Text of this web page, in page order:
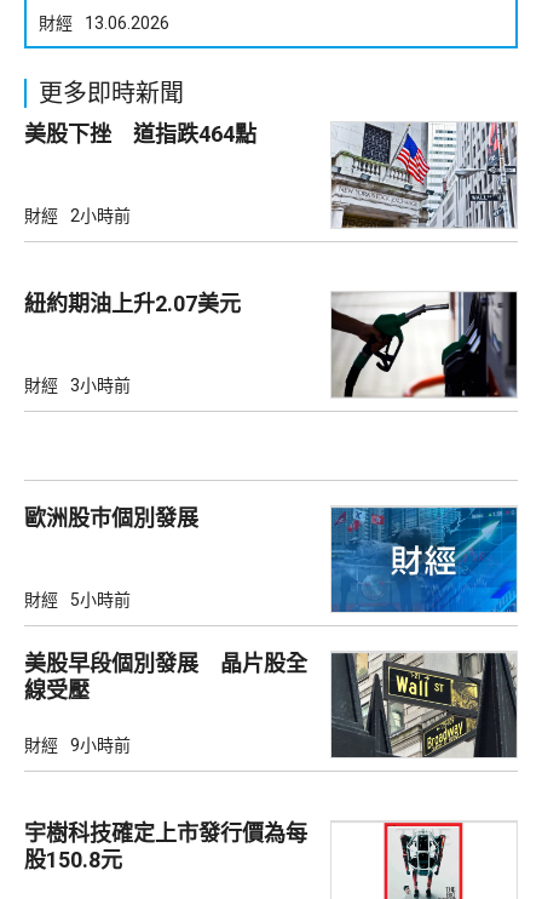
財經 13.06.2026
更多即時新聞
美股下挫 道指跌464點
財經 2小時前
紐約期油上升2.07美元
財經 3小時前
歐洲股巿個別發展
財經 5小時前
美股早段個別發展 晶片股全
線受壓
財經 9小時前
宇樹科技確定上市發行價為每
股150.8元